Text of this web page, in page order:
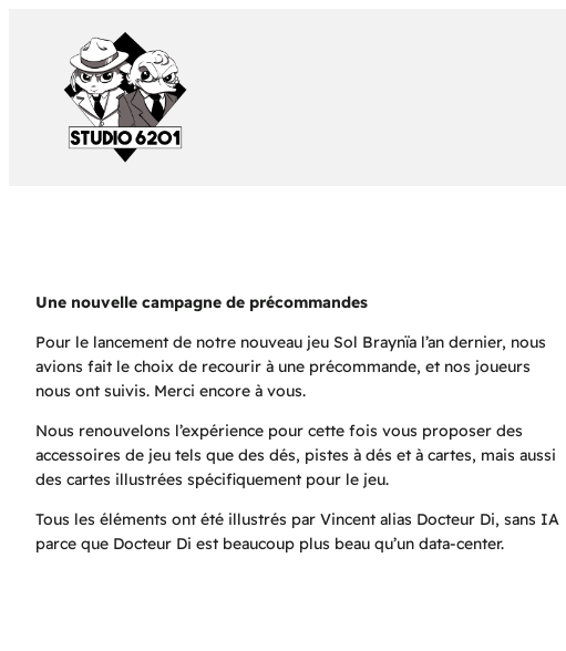
contenu
Une nouvelle campagne de précommandes
Pour le lancement de notre nouveau jeu Sol Braynïa l’an dernier, nous
avions fait le choix de recourir à une précommande, et nos joueurs
nous ont suivis. Merci encore à vous.
Nous renouvelons l’expérience pour cette fois vous proposer des
accessoires de jeu tels que des dés, pistes à dés et à cartes, mais aussi
des cartes illustrées spécifiquement pour le jeu.
Tous les éléments ont été illustrés par Vincent alias Docteur Di, sans IA
parce que Docteur Di est beaucoup plus beau qu’un data-center.